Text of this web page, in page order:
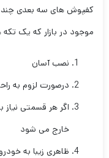
کفپوش های سه بعدی چند
موجود در بازار که یک
نصب آسان
درصورت لزوم به
اگر هر قسمتی
خارج می شود
ظاهری زیبا به